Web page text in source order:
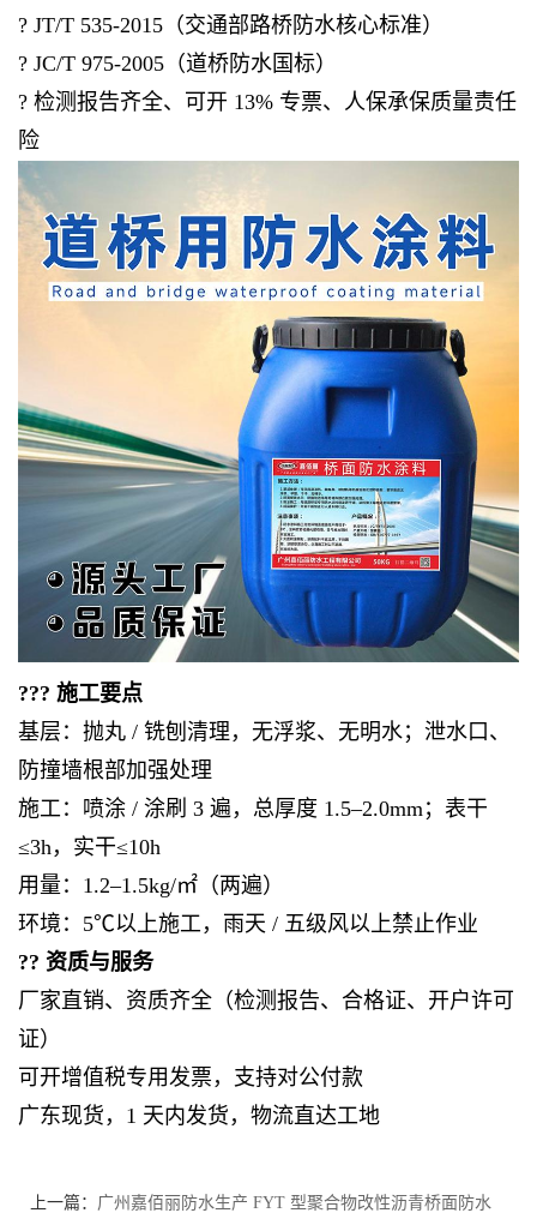
? JT/T 535-2015（交通部路桥防水核心标准）
? JC/T 975-2005（道桥防水国标）
? 检测报告齐全、可开 13% 专票、人保承保质量责任
险
??? 施工要点
基层：抛丸 / 铣刨清理，无浮浆、无明水；泄水口、
防撞墙根部加强处理
施工：喷涂 / 涂刷 3 遍，总厚度 1.5–2.0mm；表干
≤3h，实干≤10h
用量：1.2–1.5kg/㎡（两遍）
环境：5℃以上施工，雨天 / 五级风以上禁止作业
?? 资质与服务
厂家直销、资质齐全（检测报告、合格证、开户许可
证）
可开增值税专用发票，支持对公付款
广东现货，1 天内发货，物流直达工地
上一篇： 广州嘉佰丽防水生产 FYT 型聚合物改性沥青桥面防水